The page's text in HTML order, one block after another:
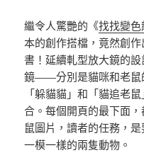
繼令人驚艷的《找找變色
本的創作搭檔，竟然創
書！延續軋型放大鏡的
鏡——分別是貓咪和老鼠
「躲貓貓」和「貓追老
合。每個開頁的最下面
鼠圖片，讀者的任務，
一模一樣的兩隻動物